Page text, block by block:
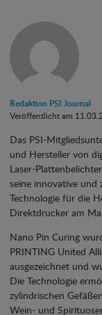
Redaktion PSI Journal
Veröffentlicht am
Das PSI-
und Hersteller von
Laser-
seine innovative und
Technologie für die
Direktdrucker am
Nano Pin Curing
PRINTING United
ausgezeichnet und
Die Technologie
zylindrischen
Wein- und